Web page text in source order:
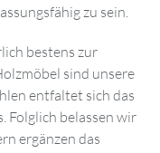
zu sein.
bestens zur
sind unsere
entfaltet sich das
Folglich belassen wir
ergänzen das